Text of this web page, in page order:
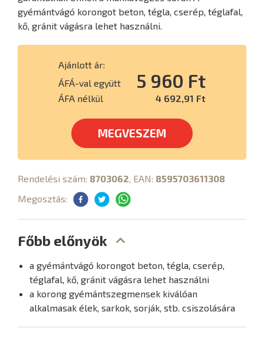
gyémántvágó korongot beton, tégla, cserép, téglafal,
kő, gránit vágásra lehet használni.
Ajánlott ár:
ÁFÁ-val együtt
5 960 Ft
ÁFA nélkül 4 692,91 Ft
MEGVESZEM
Rendelési szám: 8703062, EAN: 8595703611308
Megosztás:
Főbb előnyök
a gyémántvágó korongot beton, tégla, cserép,
téglafal, kő, gránit vágásra lehet használni
a korong gyémántszegmensek kiválóan
alkalmasak élek, sarkok, sorják, stb. csiszolására